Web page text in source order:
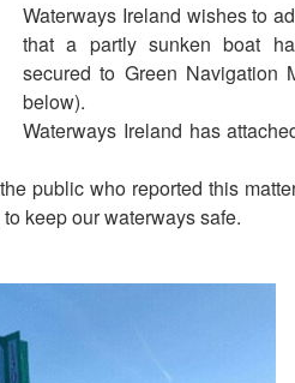
Waterways Ireland wishes to
that a partly sunken boat
secured to Green Navigation
below).
Waterways Ireland has
public who reported this
keep our waterways safe.